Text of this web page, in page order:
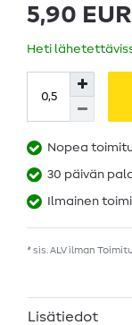
5,90 EUR
Heti
Nopea
30 päivän
Ilmainen
* sis. ALV ilman
Lisätiedot